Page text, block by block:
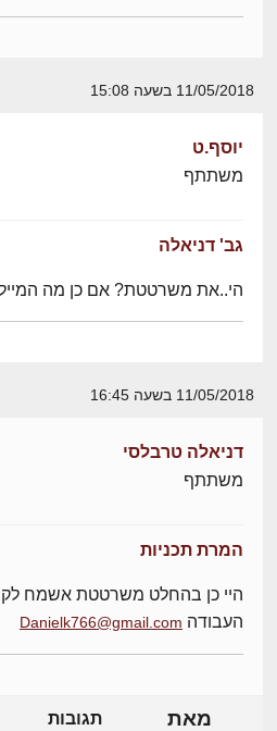
11/05/2018 בשעה 15:08
יוסף.ט
משתתף
גב' דניאלה
הי..את משרטטת? אם כן מה
11/05/2018 בשעה 16:45
דניאלה טרבלסי
משתתף
המרת תכניות
היי כן בהחלט משרטטת אשמח
העבודה Danielk766@gmail.com
מאת תגובות